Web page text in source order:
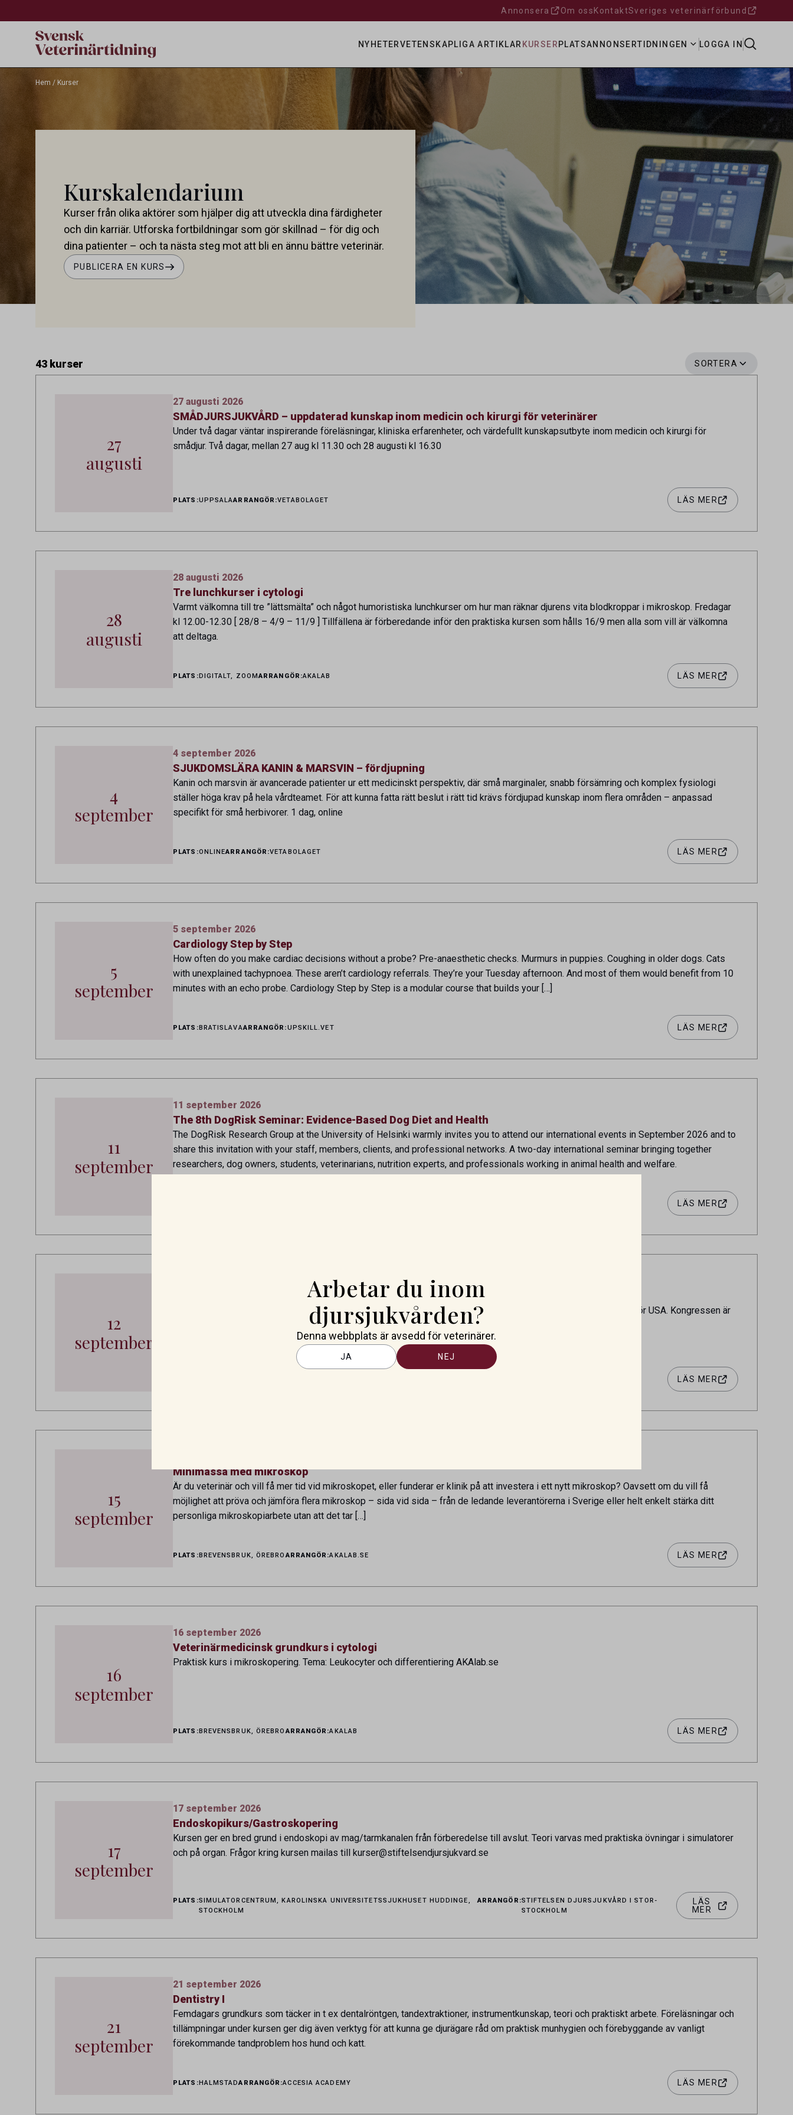
Annonsera Om oss KontaktSveriges veterinärförbund
NYHETERVETENSKAPLIGA ARTIKLAR KURSER PLATSANNONSERTIDNINGEN LOGGA IN
Hem / Kurser
Kurskalendarium
Kurser från olika aktörer som hjälper dig att utveckla dina färdigheter
och din karriär. Utforska fortbildningar som gör skillnad – för dig och
dina patienter – och ta nästa steg mot att bli en ännu bättre veterinär.
PUBLICERA EN KURS
43 kurser SORTERA
27
augusti
27 augusti 2026
SMÅDJURSJUKVÅRD – uppdaterad kunskap inom medicin och kirurgi för veterinärer
Under två dagar väntar inspirerande föreläsningar, kliniska erfarenheter, och värdefullt kunskapsutbyte inom medicin och kirurgi för
smådjur. Två dagar, mellan 27 aug kl 11.30 och 28 augusti kl 16.30
PLATS:UPPSALAARRANGÖR:VETABOLAGET LÄS MER
28
augusti
28 augusti 2026
Tre lunchkurser i cytologi
Varmt välkomna till tre ”lättsmälta” och något humoristiska lunchkurser om hur man räknar djurens vita blodkroppar i mikroskop. Fredagar
kl 12.00-12.30 [ 28/8 – 4/9 – 11/9 ] Tillfällena är förberedande inför den praktiska kursen som hålls 16/9 men alla som vill är välkomna
att deltaga.
PLATS:DIGITALT, ZOOMARRANGÖR:AKALAB LÄS MER
4
september
4 september 2026
SJUKDOMSLÄRA KANIN & MARSVIN – fördjupning
Kanin och marsvin är avancerade patienter ur ett medicinskt perspektiv, där små marginaler, snabb försämring och komplex fysiologi
ställer höga krav på hela vårdteamet. För att kunna fatta rätt beslut i rätt tid krävs fördjupad kunskap inom flera områden – anpassad
specifikt för små herbivorer. 1 dag, online
PLATS:ONLINEARRANGÖR:VETABOLAGET LÄS MER
5
september
5 september 2026
Cardiology Step by Step
How often do you make cardiac decisions without a probe? Pre-anaesthetic checks. Murmurs in puppies. Coughing in older dogs. Cats
with unexplained tachypnoea. These aren’t cardiology referrals. They’re your Tuesday afternoon. And most of them would benefit from 10
minutes with an echo probe. Cardiology Step by Step is a modular course that builds your […]
PLATS:BRATISLAVAARRANGÖR:UPSKILL.VET LÄS MER
11
september
11 september 2026
The 8th DogRisk Seminar: Evidence-Based Dog Diet and Health
The DogRisk Research Group at the University of Helsinki warmly invites you to attend our international events in September 2026 and to
share this invitation with your staff, members, clients, and professional networks. A two-day international seminar bringing together
researchers, dog owners, students, veterinarians, nutrition experts, and professionals working in animal health and welfare.
LÄS MER
12
september
BEVA-kongressen 2026 är den största sammankomsten av hästveterinärer, djursjukskötare och specialister utanför USA. Kongressen är
tre dagar av fortbildning, nätverkande och oförglömliga upplevelser i världsklass.
LÄS MER
15
september
Minimässa med mikroskop
Är du veterinär och vill få mer tid vid mikroskopet, eller funderar er klinik på att investera i ett nytt mikroskop? Oavsett om du vill få
möjlighet att pröva och jämföra flera mikroskop – sida vid sida – från de ledande leverantörerna i Sverige eller helt enkelt stärka ditt
personliga mikroskopiarbete utan att det tar […]
PLATS:BREVENSBRUK, ÖREBRO ARRANGÖR:AKALAB.SE LÄS MER
16
september
16 september 2026
Veterinärmedicinsk grundkurs i cytologi
Praktisk kurs i mikroskopering. Tema: Leukocyter och differentiering AKAlab.se
PLATS:BREVENSBRUK, ÖREBRO ARRANGÖR:AKALAB LÄS MER
17
september
17 september 2026
Endoskopikurs/Gastroskopering
Kursen ger en bred grund i endoskopi av mag/tarmkanalen från förberedelse till avslut. Teori varvas med praktiska övningar i simulatorer
och på organ. Frågor kring kursen mailas till kurser@stiftelsendjursjukvard.se
PLATS:SIMULATORCENTRUM, KAROLINSKA UNIVERSITETSSJUKHUSET HUDDINGE,
STOCKHOLM
ARRANGÖR:STIFTELSEN DJURSJUKVÅRD I STOR-
STOCKHOLM
LÄS
MER
21
september
21 september 2026
Dentistry I
Femdagars grundkurs som täcker in t ex dentalröntgen, tandextraktioner, instrumentkunskap, teori och praktiskt arbete. Föreläsningar och
tillämpningar under kursen ger dig även verktyg för att kunna ge djurägare råd om praktisk munhygien och förebyggande av vanligt
förekommande tandproblem hos hund och katt.
PLATS:HALMSTADARRANGÖR:ACCESIA ACADEMY LÄS MER
Arbetar du inom
djursjukvården?
Denna webbplats är avsedd för veterinärer.
JA NEJ